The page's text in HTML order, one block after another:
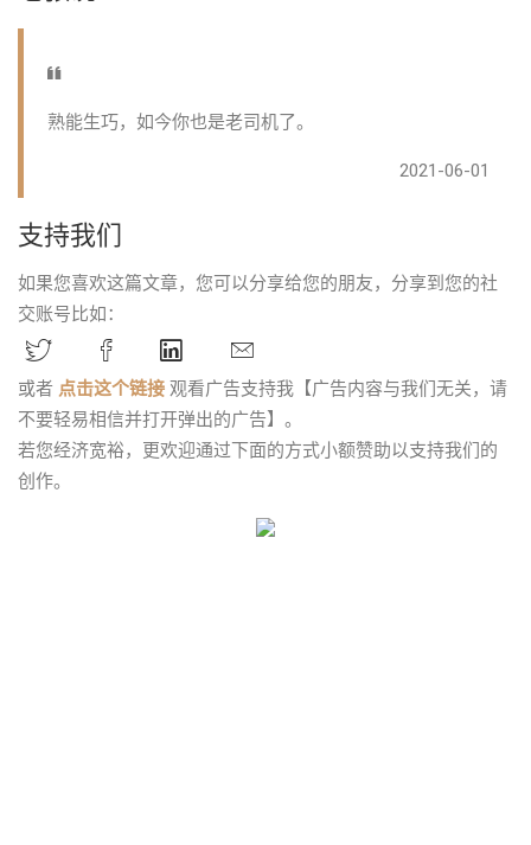
熟能生巧，如今你也是老司机了。
2021-06-01
支持我们
如果您喜欢这篇文章，您可以分享给您的朋友，分享到您的社
交账号比如：
或者 点击这个链接 观看广告支持我【广告内容与我们无关，请
不要轻易相信并打开弹出的广告】。
若您经济宽裕，更欢迎通过下面的方式小额赞助以支持我们的
创作。